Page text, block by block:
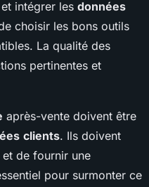
intégrer les données
choisir les bons outils
La qualité des
pertinentes et
après-vente doivent être
clients. Ils doivent
et de fournir une
pour surmonter ce